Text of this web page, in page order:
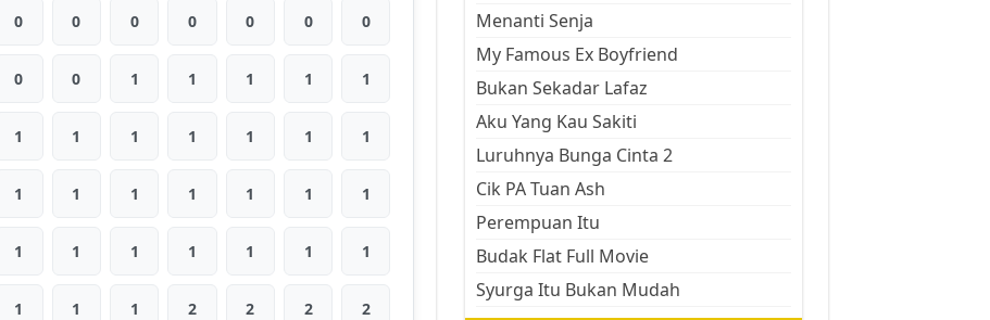
0 0 0 0 0 0 0
0 0 1 1 1 1 1
1 1 1 1 1 1 1
1 1 1 1 1 1 1
1 1 1 1 1 1 1
1 1 1 2 2 2 2
Menanti Senja
My Famous Ex Boyfriend
Bukan Sekadar Lafaz
Aku Yang Kau Sakiti
Luruhnya Bunga Cinta 2
Cik PA Tuan Ash
Perempuan Itu
Budak Flat Full Movie
Syurga Itu Bukan Mudah